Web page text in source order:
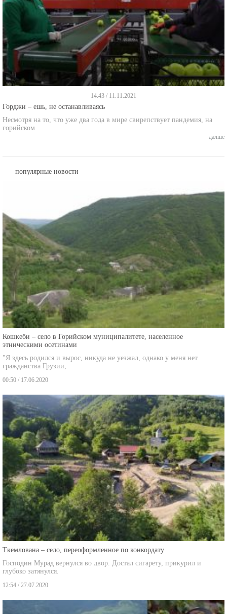
14:43 / 11.11.2021
Горджи – ешь, не останавливаясь
Несмотря на то, что уже два года в мире свирепствует пандемия, на
горийском
далше
популярные новости
Кошкеби – село в Горийском муниципалитете, населенное
этническими осетинами
"Я здесь родился и вырос, никуда не уезжал, однако у меня нет
гражданства Грузии,
00:50 / 17.06.2020
Ткемлована – село, переоформленное по конкордату
Господин Мурад вернулся во двор. Достал сигарету, прикурил и
глубоко затянулся.
12:54 / 27.07.2020